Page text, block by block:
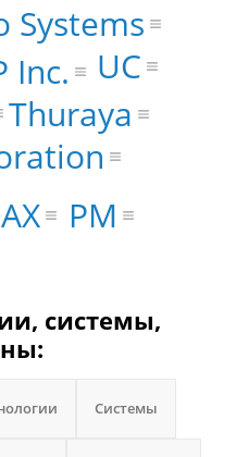
Inc.
Systems
Thuraya
PM
UC
системы,
Системы